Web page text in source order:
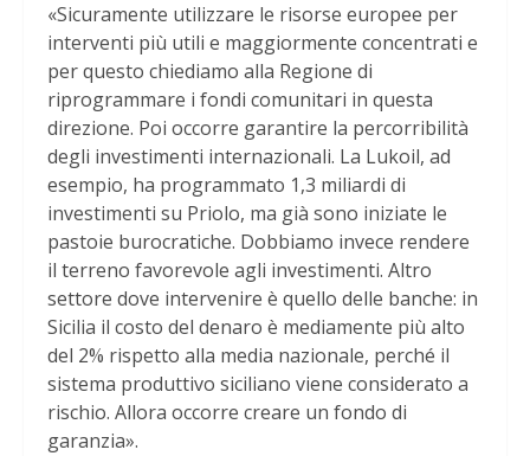
«Sicuramente utilizzare le risorse europee per
interventi più utili e maggiormente concentrati e
per questo chiediamo alla Regione di
riprogrammare i fondi comunitari in questa
direzione. Poi occorre garantire la percorribilità
degli investimenti internazionali. La Lukoil, ad
esempio, ha programmato 1,3 miliardi di
investimenti su Priolo, ma già sono iniziate le
pastoie burocratiche. Dobbiamo invece rendere
il terreno favorevole agli investimenti. Altro
settore dove intervenire è quello delle banche: in
Sicilia il costo del denaro è mediamente più alto
del 2% rispetto alla media nazionale, perché il
sistema produttivo siciliano viene considerato a
rischio. Allora occorre creare un fondo di
garanzia».